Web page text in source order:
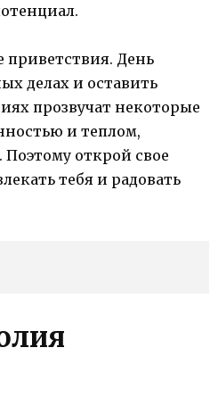
приветствия. День
делах и оставить
прозвучат некоторые
и теплом,
Поэтому открой свое
тебя и радовать